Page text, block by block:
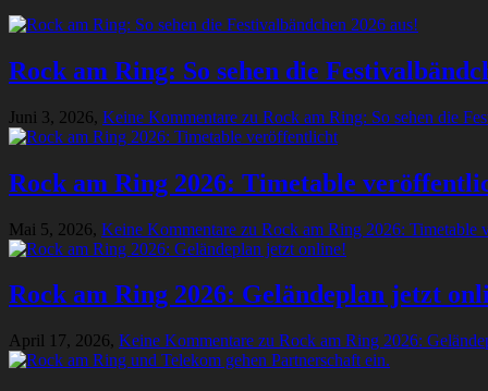
Rock am Ring: So sehen die
Juni 3, 2026, Keine Kommentare zu Rock am Ring: So sehen die
Rock am Ring 2026: Timetable
Mai 5, 2026, Keine Kommentare zu Rock am Ring 2026: Timetable
Rock am Ring 2026: Geländeplan jetzt
April 17, 2026, Keine Kommentare zu Rock am Ring 2026: